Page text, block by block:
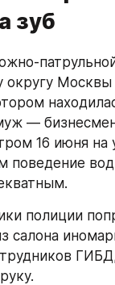
зуб
округу Москвы
—
16 июня на
поведение
салона